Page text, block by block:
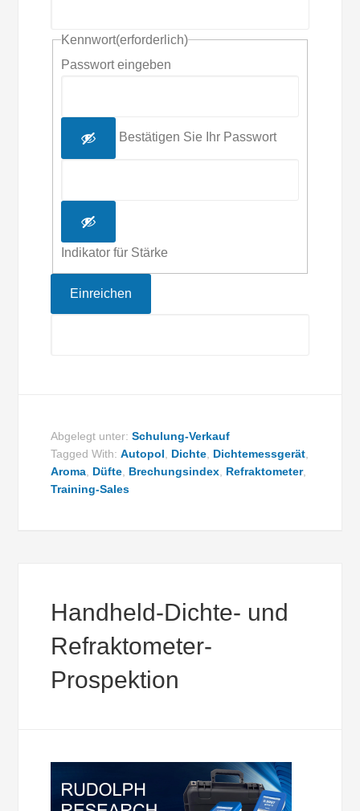
Kennwort(erforderlich)
Passwort eingeben
Bestätigen Sie Ihr Passwort
Indikator für Stärke
Abgelegt unter:Schulung-Verkauf
Tagged With:Autopol Dichte Dichtemessgerät
Aroma Düfte Brechungsindex Refraktometer,
Training-Sales
Handheld-Dichte- und
Refraktometer-
Prospektion